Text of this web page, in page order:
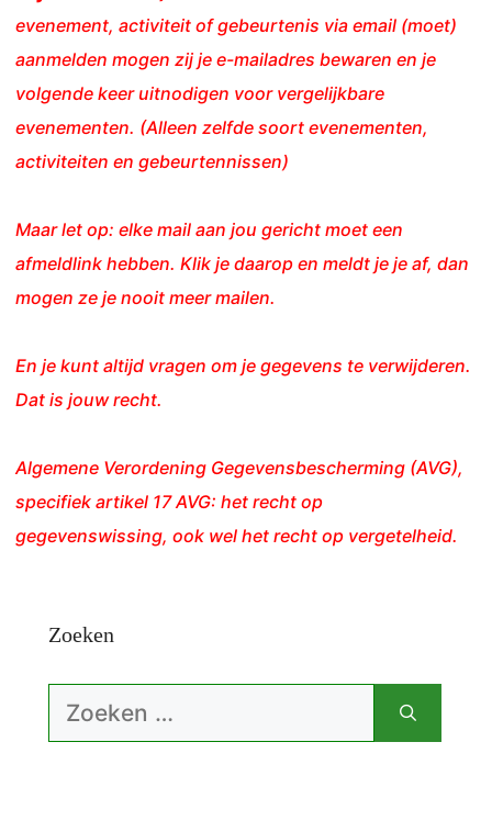
evenement, activiteit of gebeurtenis via email (moet)
aanmelden mogen zij je e-mailadres bewaren en je
volgende keer uitnodigen voor vergelijkbare
evenementen. (Alleen zelfde soort evenementen,
activiteiten en gebeurtennissen)
Maar let op: elke mail aan jou gericht moet een
afmeldlink hebben. Klik je daarop en meldt je je af, dan
mogen ze je nooit meer mailen.
En je kunt altijd vragen om je gegevens te verwijderen.
Dat is jouw recht.
Algemene Verordening Gegevensbescherming (AVG),
specifiek artikel 17 AVG: het recht op
gegevenswissing, ook wel het recht op vergetelheid.
Zoeken
Zoek
naar: